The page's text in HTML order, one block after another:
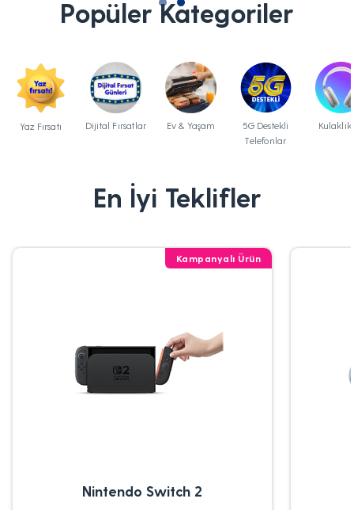
Popüler Kategoriler
Yaz Fırsatı Dijital Fırsatlar Ev & Yaşam
5G Destekli
Telefonlar
En İyi Teklifler
Kampanyalı Ürün
Nintendo Switch 2